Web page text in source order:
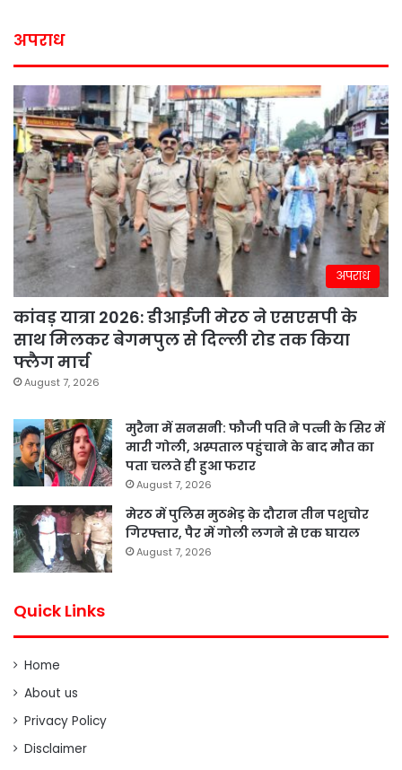
अपराध
अपराध
कांवड़ यात्रा 2026: डीआईजी मेरठ ने एसएसपी के
साथ मिलकर बेगमपुल से दिल्ली रोड तक किया
फ्लैग मार्च
August 7, 2026
मुरैना में सनसनी: फौजी पति ने पत्नी के सिर में
मारी गोली, अस्पताल पहुंचाने के बाद मौत का
पता चलते ही हुआ फरार
August 7, 2026
मेरठ में पुलिस मुठभेड़ के दौरान तीन पशुचोर
गिरफ्तार, पैर में गोली लगने से एक घायल
August 7, 2026
Quick Links
Home
About us
Privacy Policy
Disclaimer